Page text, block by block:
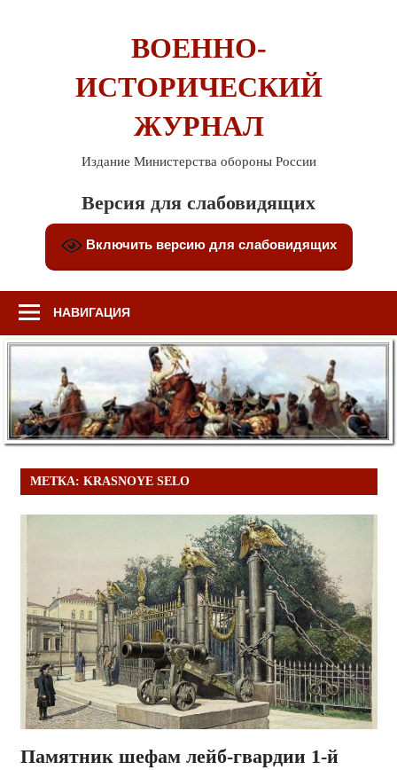
ВОЕННО-
ИСТОРИЧЕСКИЙ
ЖУРНАЛ
Издание Министерства обороны России
Версия для слабовидящих
Включить версию для слабовидящих
НАВИГАЦИЯ
МЕТКА: KRASNOYE SELO
Памятник шефам лейб-гвардии 1-й